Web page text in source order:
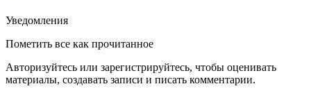
Уведомления
Пометить все как прочитанное
Авторизуйтесь или зарегистрируйтесь, чтобы оценивать
материалы, создавать записи и писать комментарии.